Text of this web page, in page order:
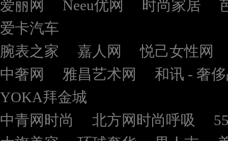
爱丽网 Neeu优网 时尚家居
爱卡汽车
腕表之家
嘉人网
悦己女性网
中奢网
雅昌艺术网
和讯 - 奢
YOKA拜金城
中青网时尚
北方网时尚呼吸